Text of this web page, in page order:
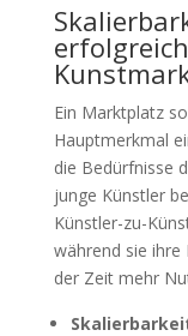
Ein Marktplatz
Hauptmerkmal
die Bedürfnisse
junge Künstler
Künstler-zu-
während sie ihre
der Zeit mehr